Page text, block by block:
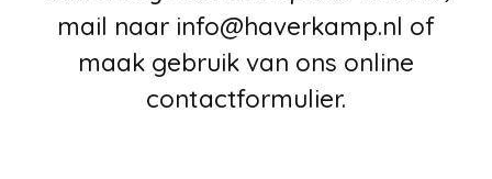
mail naar info@haverkamp.nl of
maak gebruik van ons online
contactformulier.